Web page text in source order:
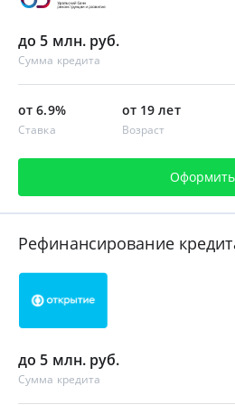
до 5 млн. руб.
Сумма кредита
от 6.9%
Ставка
от 19 лет
Возраст
Оформить
Рефинансирование
до 5 млн. руб.
Сумма кредита